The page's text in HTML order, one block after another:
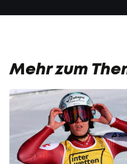
Mehr zum